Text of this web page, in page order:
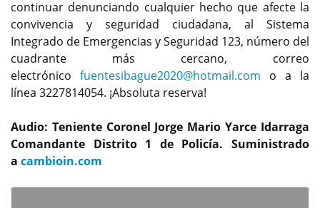
continuar denunciando cualquier hecho que afecte la
convivencia y seguridad ciudadana, al Sistema
Integrado de Emergencias y Seguridad 123, número del
cuadrante más cercano, correo
electrónico fuentesibague2020@hotmail.com o a la
línea 3227814054. ¡Absoluta reserva!
Audio: Teniente Coronel Jorge Mario Yarce Idarraga
Comandante Distrito 1 de Policía. Suministrado
a cambioin.com